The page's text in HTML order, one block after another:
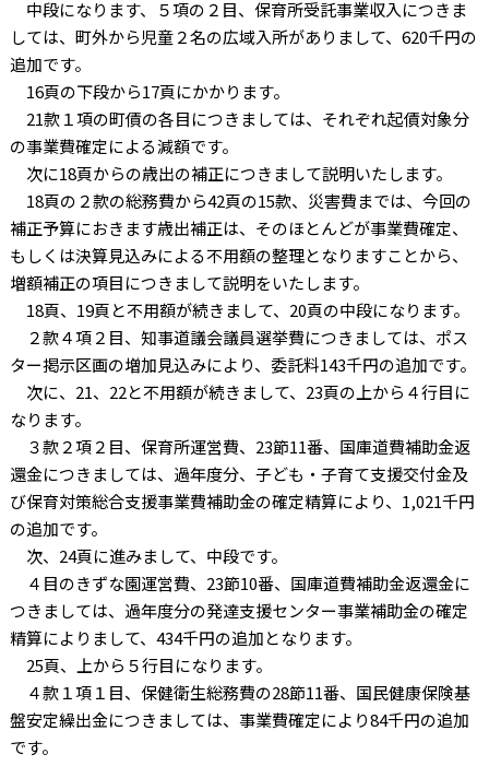
中段になります、５項の２目、保育所受託事業収入につきま
しては、町外から児童２名の広域入所がありまして、620千円の
追加です。
16頁の下段から17頁にかかります。
21款１項の町債の各目につきましては、それぞれ起債対象分
の事業費確定による減額です。
次に18頁からの歳出の補正につきまして説明いたします。
18頁の２款の総務費から42頁の15款、災害費までは、今回の
補正予算におきます歳出補正は、そのほとんどが事業費確定、
もしくは決算見込みによる不用額の整理となりますことから、
増額補正の項目につきまして説明をいたします。
18頁、19頁と不用額が続きまして、20頁の中段になります。
２款４項２目、知事道議会議員選挙費につきましては、ポス
ター掲示区画の増加見込みにより、委託料143千円の追加です。
次に、21、22と不用額が続きまして、23頁の上から４行目に
なります。
３款２項２目、保育所運営費、23節11番、国庫道費補助金返
還金につきましては、過年度分、子ども・子育て支援交付金及
び保育対策総合支援事業費補助金の確定精算により、1,021千円
の追加です。
次、24頁に進みまして、中段です。
４目のきずな園運営費、23節10番、国庫道費補助金返還金に
つきましては、過年度分の発達支援センター事業補助金の確定
精算によりまして、434千円の追加となります。
25頁、上から５行目になります。
４款１項１目、保健衛生総務費の28節11番、国民健康保険基
盤安定繰出金につきましては、事業費確定により84千円の追加
です。